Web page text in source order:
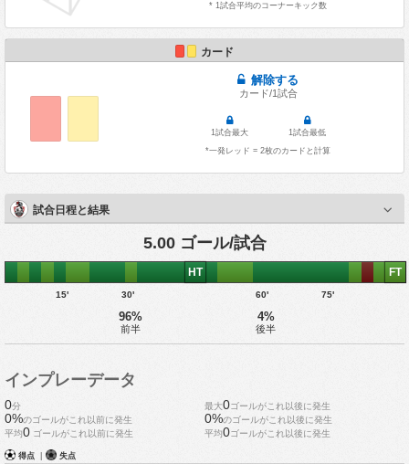
* 1試合平均のコーナーキック数
カード
解除する
カード/1試合
1試合最大
1試合最低
*一発レッド = 2枚のカードと計算
試合日程と結果
5.00 ゴール/試合
15' 30'
HT
60' 75'
FT
96%
前半
4%
後半
インプレーデータ
0分 最大0ゴールがこれ以後に発生
0%のゴールがこれ以前に発生 0%のゴールがこれ以後に発生
平均0 ゴールがこれ以前に発生 平均0ゴールがこれ以後に発生
得点
失点